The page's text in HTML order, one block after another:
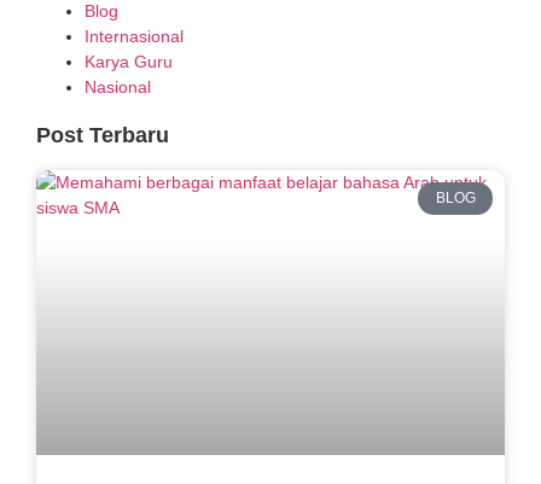
Blog
Internasional
Karya Guru
Nasional
Post Terbaru
BLOG